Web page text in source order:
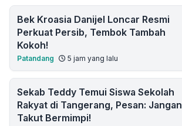
Bek Kroasia Danijel Loncar Resmi
Perkuat Persib, Tembok Tambah
Kokoh!
Patandang 5 jam yang lalu
Sekab Teddy Temui Siswa Sekolah
Rakyat di Tangerang, Pesan: Jangan
Takut Bermimpi!